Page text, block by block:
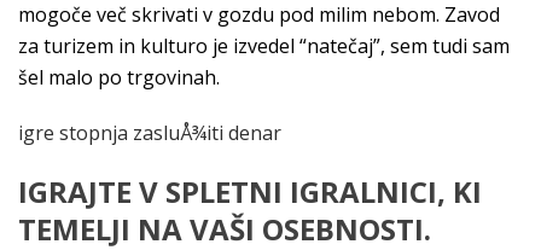
mogoče več skrivati v gozdu pod milim nebom. Zavod
za turizem in kulturo je izvedel “natečaj”, sem tudi sam
šel malo po trgovinah.
igre stopnja zasluÅ¾iti denar
IGRAJTE V SPLETNI IGRALNICI, KI
TEMELJI NA VAŠI OSEBNOSTI.